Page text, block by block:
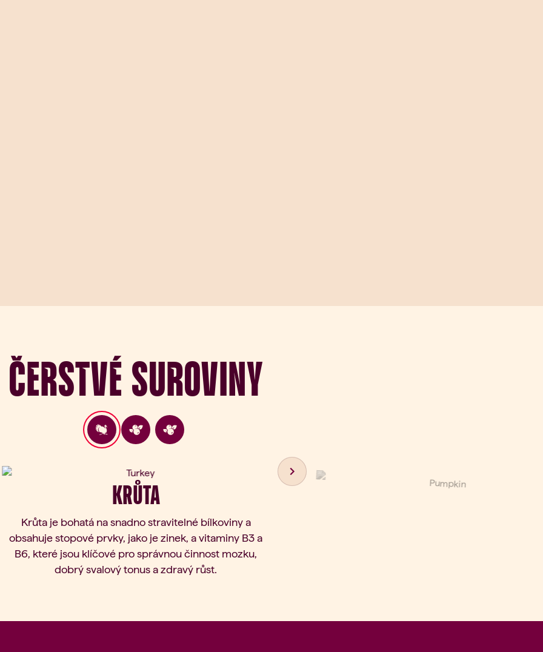
Čerstvé suroviny
slide Next slide
KRŮTA
Krůta je bohatá na snadno stravitelné bílkoviny a
obsahuje stopové prvky, jako je zinek, a vitaminy B3 a
B6, které jsou klíčové pro správnou činnost mozku,
dobrý svalový tonus a zdravý růst.